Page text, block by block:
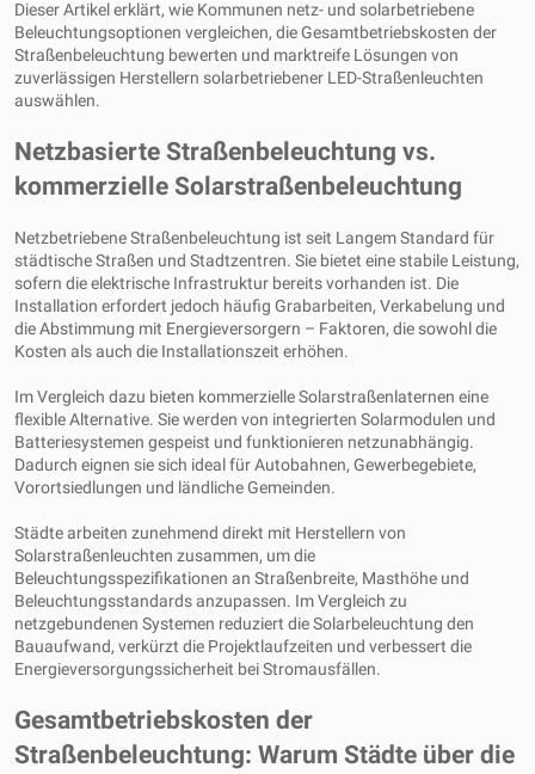
Dieser Artikel erklärt, wie Kommunen netz- und solarbetriebene
Beleuchtungsoptionen vergleichen, die Gesamtbetriebskosten der
Straßenbeleuchtung bewerten und marktreife Lösungen von
zuverlässigen Herstellern solarbetriebener LED-Straßenleuchten
auswählen.
Netzbasierte Straßenbeleuchtung vs.
kommerzielle Solarstraßenbeleuchtung
Netzbetriebene Straßenbeleuchtung ist seit Langem Standard für
städtische Straßen und Stadtzentren. Sie bietet eine stabile Leistung,
sofern die elektrische Infrastruktur bereits vorhanden ist. Die
Installation erfordert jedoch häufig Grabarbeiten, Verkabelung und
die Abstimmung mit Energieversorgern – Faktoren, die sowohl die
Kosten als auch die Installationszeit erhöhen.
Im Vergleich dazu bieten kommerzielle Solarstraßenlaternen eine
flexible Alternative. Sie werden von integrierten Solarmodulen und
Batteriesystemen gespeist und funktionieren netzunabhängig.
Dadurch eignen sie sich ideal für Autobahnen, Gewerbegebiete,
Vorortsiedlungen und ländliche Gemeinden.
Städte arbeiten zunehmend direkt mit Herstellern von
Solarstraßenleuchten zusammen, um die
Beleuchtungsspezifikationen an Straßenbreite, Masthöhe und
Beleuchtungsstandards anzupassen. Im Vergleich zu
netzgebundenen Systemen reduziert die Solarbeleuchtung den
Bauaufwand, verkürzt die Projektlaufzeiten und verbessert die
Energieversorgungssicherheit bei Stromausfällen.
Gesamtbetriebskosten der
Straßenbeleuchtung: Warum Städte über die